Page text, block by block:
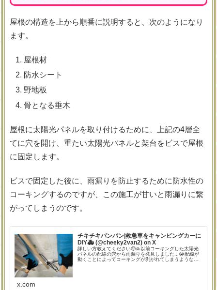
屋根の構造を上から順番に説明すると、次のようになり
ます。
屋根材
防水シート
野地板
骨となる垂木
屋根に太陽光パネルを取り付けるために、上記の4層全
てに穴を開け、重たい太陽光パネルと架台をビスで屋根
に固定します。
ビスで固定した後に、雨漏りを防止するために防水性の
コーキングするのですが、この施工が甘いと雨漏りに繋
がってしまうのです。
チキチキバンバン|救急車をキャンピングカーに
DIY🚑 (@cheeky2van2) on X
詳しい方教えてください🥺🙏以前コーキングした太陽光
パネルの配線の穴から雨漏りを発見しました...😭配線が
動くことによってコーキングが剥がれてしまうようなの
x.com